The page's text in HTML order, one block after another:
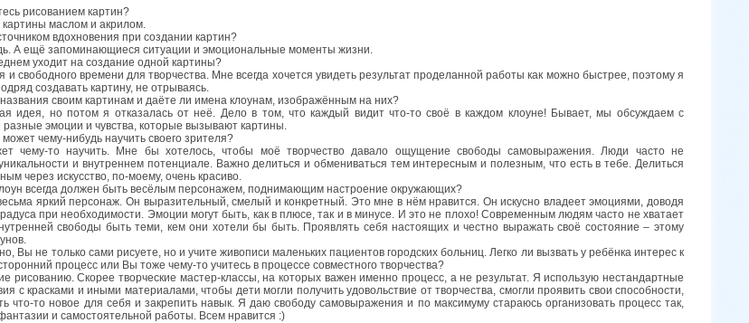
рисованием картин?
маслом и акрилом.
вдохновения при создании картин?
А ещё запоминающиеся ситуации и эмоциональные моменты жизни.
уходит на создание одной картины?
и свободного времени для творчества. Мне всегда хочется увидеть результат проделанной работы как можно быстрее, поэтому я
создавать картину, не отрываясь.
своим картинам и даёте ли имена клоунам, изображённым на них?
идея, но потом я отказалась от неё. Дело в том, что каждый видит что-то своё в каждом клоуне! Бывает, мы обсуждаем с
эмоции и чувства, которые вызывают картины.
может чему-нибудь научить своего зрителя?
чему-то научить. Мне бы хотелось, чтобы моё творчество давало ощущение свободы самовыражения. Люди часто не
и внутреннем потенциале. Важно делиться и обмениваться тем интересным и полезным, что есть в тебе. Делиться
через искусство, по-моему, очень красиво.
всегда должен быть весёлым персонажем, поднимающим настроение окружающих?
яркий персонаж. Он выразительный, смелый и конкретный. Это мне в нём нравится. Он искусно владеет эмоциями, доводя
при необходимости. Эмоции могут быть, как в плюсе, так и в минусе. И это не плохо! Современным людям часто не хватает
свободы быть теми, кем они хотели бы быть. Проявлять себя настоящих и честно выражать своё состояние – этому
Вы не только сами рисуете, но и учите живописи маленьких пациентов городских больниц. Легко ли вызвать у ребёнка интерес к
процесс или Вы тоже чему-то учитесь в процессе совместного творчества?
рисованию. Скорее творческие мастер-классы, на которых важен именно процесс, а не результат. Я использую нестандартные
с красками и иными материалами, чтобы дети могли получить удовольствие от творчества, смогли проявить свои способности,
что-то новое для себя и закрепить навык. Я даю свободу самовыражения и по максимуму стараюсь организовать процесс так,
и самостоятельной работы. Всем нравится :)